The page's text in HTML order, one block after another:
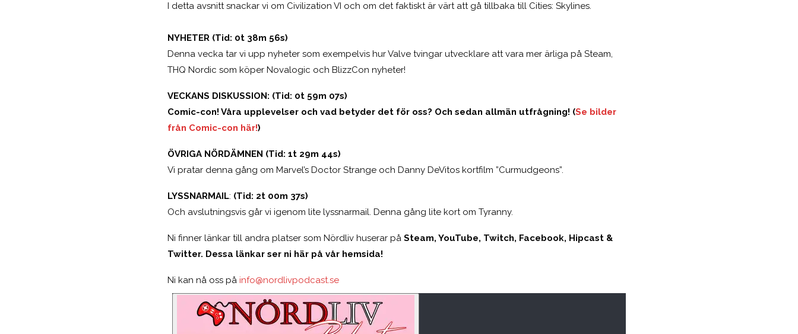
I detta avsnitt snackar vi om Civilization VI och om det faktiskt är värt att gå tillbaka till Cities: Skylines.
NYHETER (Tid: 0t 38m 56s)
Denna vecka tar vi upp nyheter som exempelvis hur Valve tvingar utvecklare att vara mer ärliga på Steam,
THQ Nordic som köper Novalogic och BlizzCon nyheter!
VECKANS DISKUSSION: (Tid: 0t 59m 07s)
Comic-con! Våra upplevelser och vad betyder det för oss? Och sedan allmän utfrågning! (Se bilder
från Comic-con här!)
ÖVRIGA NÖRDÄMNEN (Tid: 1t 29m 44s)
Vi pratar denna gång om Marvel’s Doctor Strange och Danny DeVitos kortfilm ”Curmudgeons”.
LYSSNARMAIL: (Tid: 2t 00m 37s)
Och avslutningsvis går vi igenom lite lyssnarmail. Denna gång lite kort om Tyranny.
Ni finner länkar till andra platser som Nördliv huserar på Steam, YouTube, Twitch, Facebook, Hipcast &
Twitter. Dessa länkar ser ni här på vår hemsida!
Ni kan nå oss på info@nordlivpodcast.se